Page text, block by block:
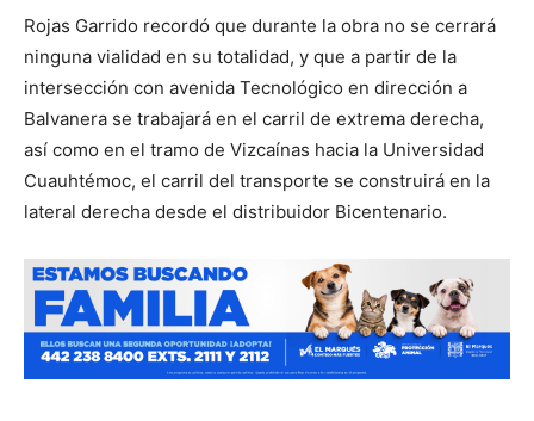
Rojas Garrido recordó que durante la obra no se cerrará
ninguna vialidad en su totalidad, y que a partir de la
intersección con avenida Tecnológico en dirección a
Balvanera se trabajará en el carril de extrema derecha,
así como en el tramo de Vizcaínas hacia la Universidad
Cuauhtémoc, el carril del transporte se construirá en la
lateral derecha desde el distribuidor Bicentenario.